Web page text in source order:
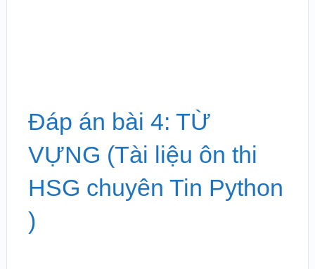
Đáp án bài 4: TỪ
VỰNG (Tài liệu ôn thi
HSG chuyên Tin Python
)